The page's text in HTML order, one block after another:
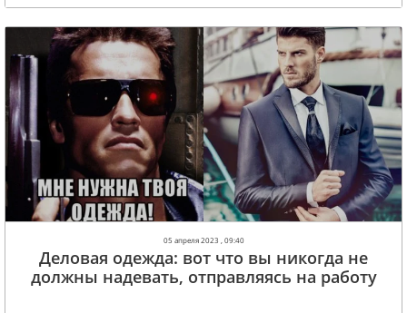
05 апреля 2023 , 09:40
Деловая одежда: вот что вы никогда не
должны надевать, отправляясь на работу